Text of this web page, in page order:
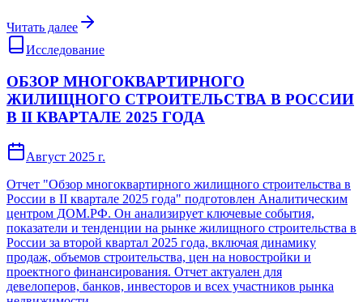
Читать далее
Исследование
ОБЗОР МНОГОКВАРТИРНОГО
ЖИЛИЩНОГО СТРОИТЕЛЬСТВА В РОССИИ
В II КВАРТАЛЕ 2025 ГОДА
Август 2025 г.
Отчет "Обзор многоквартирного жилищного строительства в
России в II квартале 2025 года" подготовлен Аналитическим
центром ДОМ.РФ. Он анализирует ключевые события,
показатели и тенденции на рынке жилищного строительства в
России за второй квартал 2025 года, включая динамику
продаж, объемов строительства, цен на новостройки и
проектного финансирования. Отчет актуален для
девелоперов, банков, инвесторов и всех участников рынка